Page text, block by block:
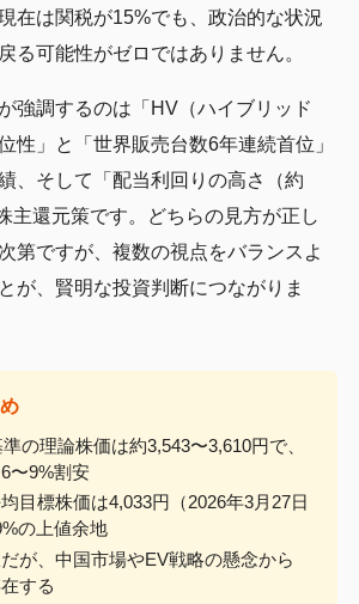
在は関税が15%でも、政治的な状況
る可能性がゼロではありません。
強調するのは「HV（ハイブリッド
性」と「世界販売台数6年連続首位」
、そして「配当利回りの高さ（約
主還元策です。どちらの見方が正し
第ですが、複数の視点をバランスよ
が、賢明な投資判断につながりま
の理論株価は約3,543〜3,610円で、
〜9%割安
目標株価は4,033円（2026年3月27日
の上値余地
が、中国市場やEV戦略の懸念から
する